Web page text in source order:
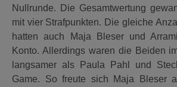
Nullrunde. Die Gesamtwertung
mit vier Strafpunkten. Die gleiche
hatten auch Maja Bleser und
Konto. Allerdings waren die Beiden
langsamer als Paula Pahl und
Game. So freute sich Maja Bleser